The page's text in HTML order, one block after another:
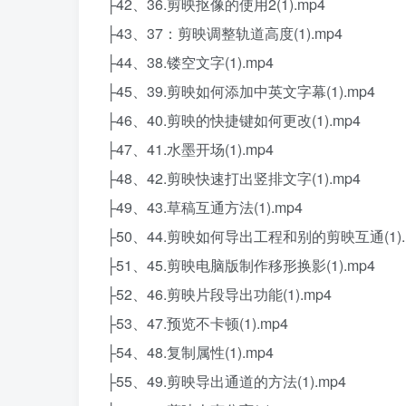
├43、37：剪映调整轨道高度(1).mp4
├44、38.镂空文字(1).mp4
├45、39.剪映如何添加中英文字幕(1).mp4
├46、40.剪映的快捷键如何更改(1).mp4
├47、41.水墨开场(1).mp4
├48、42.剪映快速打出竖排文字(1).mp4
├49、43.草稿互通方法(1).mp4
├50、44.剪映如何导出工程和别的剪映互通
├51、45.剪映电脑版制作移形换影(1).mp4
├52、46.剪映片段导出功能(1).mp4
├53、47.预览不卡顿(1).mp4
├54、48.复制属性(1).mp4
├55、49.剪映导出通道的方法(1).mp4